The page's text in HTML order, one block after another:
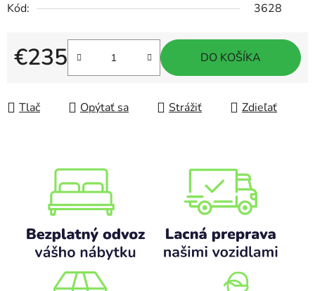
Kód: 3628
€235
Jednotková cena:
DO KOŠÍKA
Tlač Opýtať sa Strážiť Zdieľať